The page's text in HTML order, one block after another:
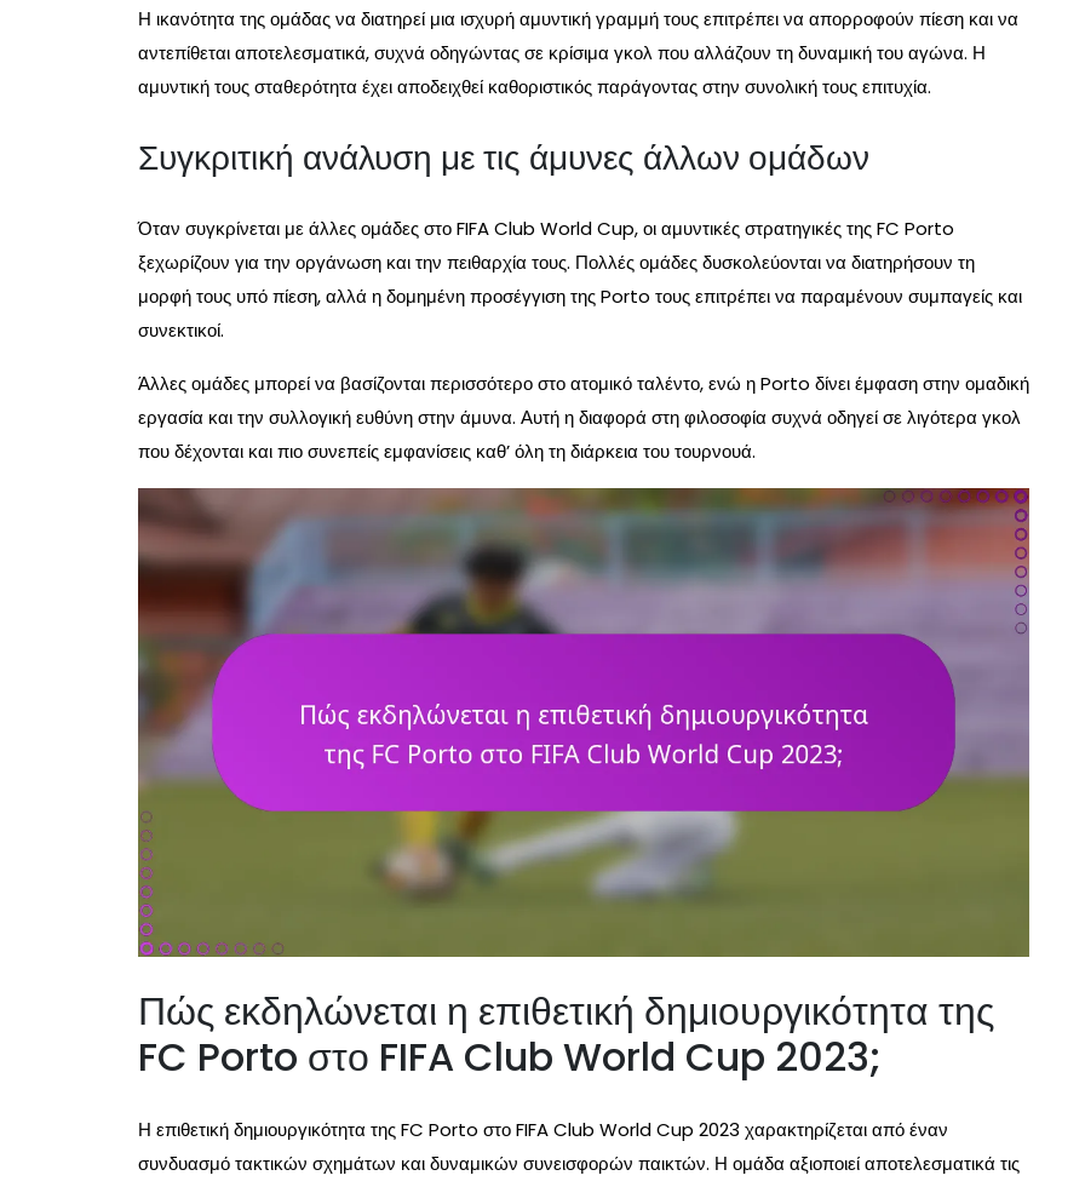
Η ικανότητα της ομάδας να διατηρεί μια ισχυρή αμυντική γραμμή τους επιτρέπει να απορροφούν πίεση και να
αντεπίθεται αποτελεσματικά, συχνά οδηγώντας σε κρίσιμα γκολ που αλλάζουν τη δυναμική του αγώνα. Η
αμυντική τους σταθερότητα έχει αποδειχθεί καθοριστικός παράγοντας στην συνολική τους επιτυχία.
Συγκριτική ανάλυση με τις άμυνες άλλων ομάδων
Όταν συγκρίνεται με άλλες ομάδες στο FIFA Club World Cup, οι αμυντικές στρατηγικές της FC Porto
ξεχωρίζουν για την οργάνωση και την πειθαρχία τους. Πολλές ομάδες δυσκολεύονται να διατηρήσουν τη
μορφή τους υπό πίεση, αλλά η δομημένη προσέγγιση της Porto τους επιτρέπει να παραμένουν συμπαγείς και
συνεκτικοί.
Άλλες ομάδες μπορεί να βασίζονται περισσότερο στο ατομικό ταλέντο, ενώ η Porto δίνει έμφαση στην ομαδική
εργασία και την συλλογική ευθύνη στην άμυνα. Αυτή η διαφορά στη φιλοσοφία συχνά οδηγεί σε λιγότερα γκολ
που δέχονται και πιο συνεπείς εμφανίσεις καθ’ όλη τη διάρκεια του τουρνουά.
Πώς εκδηλώνεται η επιθετική δημιουργικότητα της
FC Porto στο FIFA Club World Cup 2023;
Η επιθετική δημιουργικότητα της FC Porto στο FIFA Club World Cup 2023 χαρακτηρίζεται από έναν
συνδυασμό τακτικών σχημάτων και δυναμικών συνεισφορών παικτών. Η ομάδα αξιοποιεί αποτελεσματικά τις